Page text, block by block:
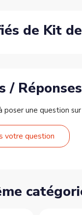
de Kit
/ Réponses
poser une question
votre question